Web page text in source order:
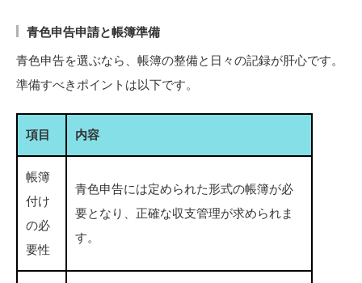
青色申告申請と帳簿準備
青色申告を選ぶなら、帳簿の整備と日々の記録が肝心です。
準備すべきポイントは以下です。
項目 内容
帳簿
付け
の必
要性
青色申告には定められた形式の帳簿が必
要となり、正確な収支管理が求められま
す。